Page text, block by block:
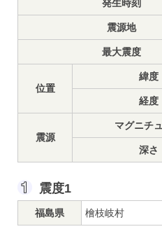
発生時刻
震源地
最大震度
位置
緯度
経度
震源
マグニチ
深さ
震度1
福島県 檜枝岐村